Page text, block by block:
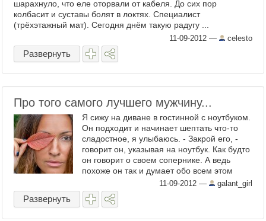
шарахнуло, что еле оторвали от кабеля. До сих пор
колбасит и суставы болят в локтях. Специалист
(трёхэтажный мат). Сегодня днём такую радугу ...
11-09-2012 — celesto
Развернуть
Про того самого лучшего мужчину...
Я сижу на диване в гостинной с ноутбуком.
Он подходит и начинает шептать что-то
сладостное, я улыбаюсь. - Закрой его, -
говорит он, указывая на ноутбук. Как будто
он говорит о своем сопернике. А ведь
похоже он так и думает обо всем этом
11-09-2012 — galant_girl
Развернуть